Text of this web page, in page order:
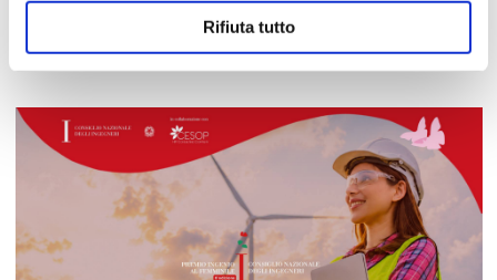
Rifiuta tutto
Notizie dal Mondo del Lavoro